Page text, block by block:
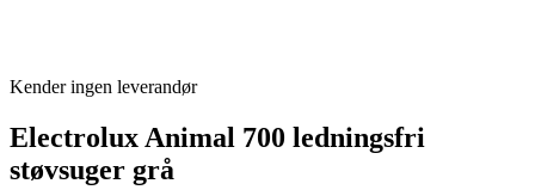
Kender ingen leverandør
Electrolux Animal 700 ledningsfri
støvsuger grå